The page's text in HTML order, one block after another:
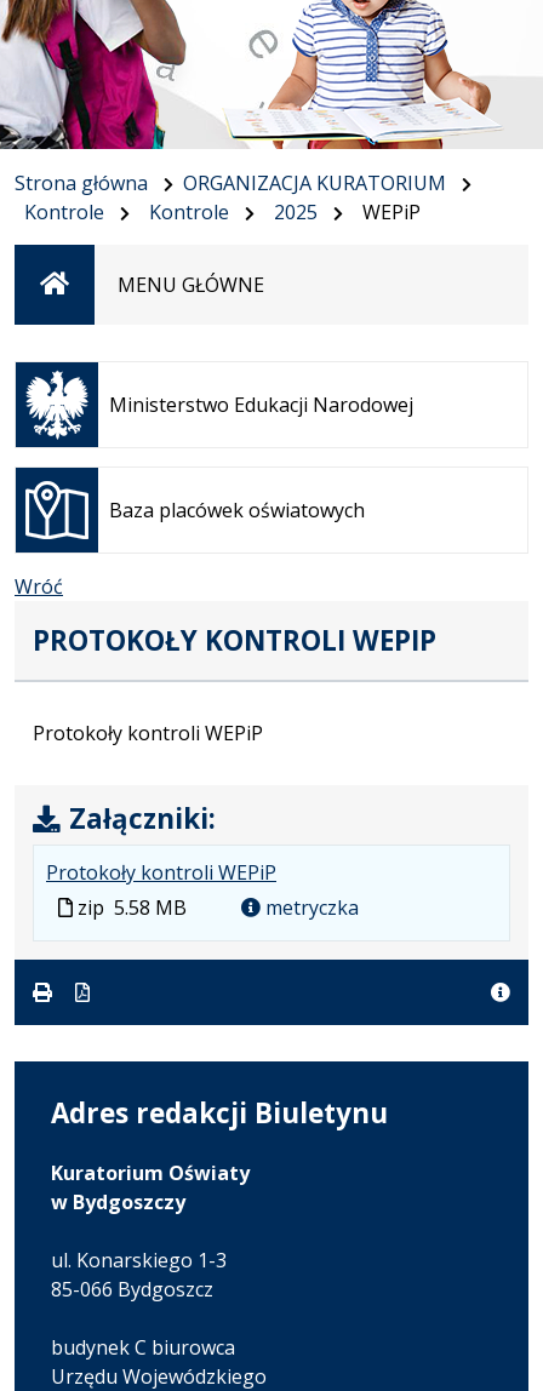
Strona główna
ORGANIZACJA KURATORIUM
Kontrole
Kontrole 2025 WEPiP
StronaMENU GŁÓWNE
Ministerstwo Edukacji Narodowej
Otwiera
się w
nowej
karcie
Baza placówek oświatowych
Otwiera
się w
nowej
karcie
Wróć
PROTOKOŁY KONTROLI WEPIP
Protokoły kontroli WEPiP
Załączniki:
Protokoły kontroli WEPiP
Plik
formacie:
Rozmiar
5.58
Plik
formacie
zip 5.58 MB metryczka
Adres redakcji Biuletynu
Kuratorium Oświaty
w Bydgoszczy
ul. Konarskiego 1-3
85-066 Bydgoszcz
budynek C biurowca
Urzędu Wojewódzkiego